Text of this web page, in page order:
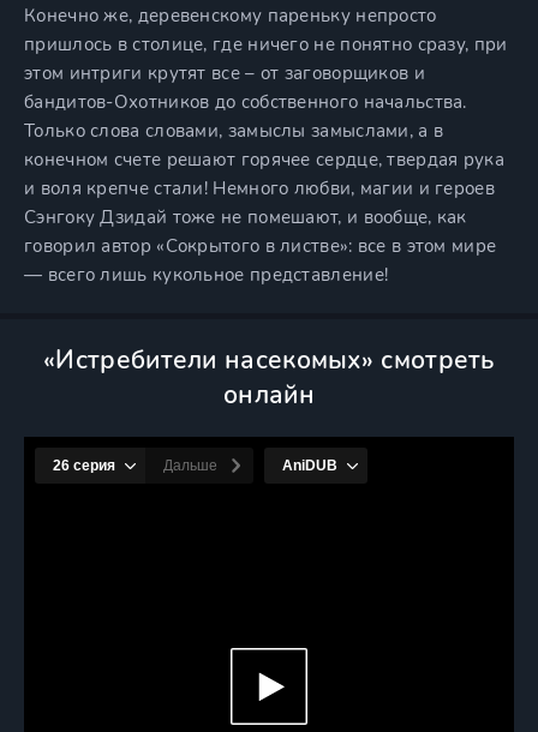
Конечно же, деревенскому пареньку непросто
пришлось в столице, где ничего не понятно сразу, при
этом интриги крутят все – от заговорщиков и
бандитов-Охотников до собственного начальства.
Только слова словами, замыслы замыслами, а в
конечном счете решают горячее сердце, твердая рука
и воля крепче стали! Немного любви, магии и героев
Сэнгоку Дзидай тоже не помешают, и вообще, как
говорил автор «Сокрытого в листве»: все в этом мире
— всего лишь кукольное представление!
«Истребители насекомых» смотреть
онлайн